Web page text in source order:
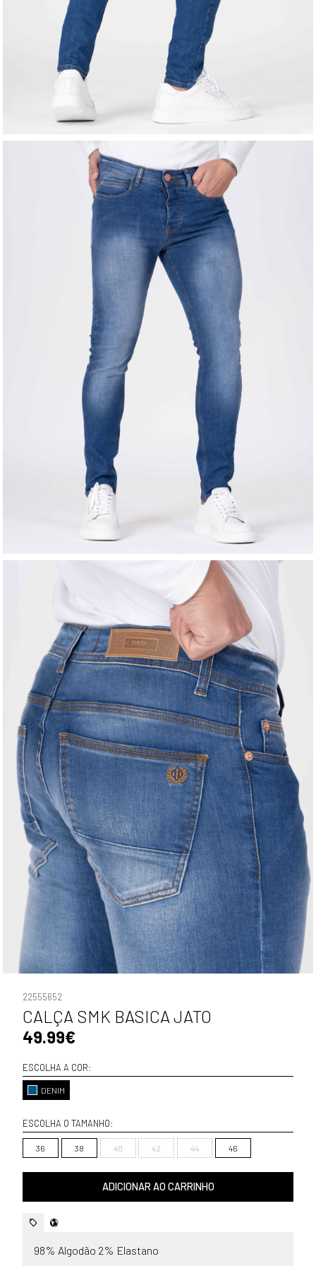
22555652
CALÇA SMK BASICA JATO
49.99€
ESCOLHA A COR:
DENIM
ESCOLHA O TAMANHO:
36 38 40 42 44 46
ADICIONAR AO CARRINHO
98% Algodão 2% Elastano